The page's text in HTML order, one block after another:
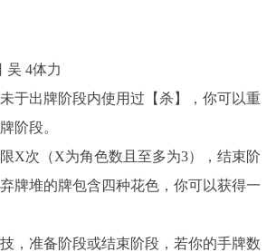
吴 4体力
未于出牌阶段内使用过【杀】，你可以重
阶段。
限X次（X为角色数且至多为3），结束阶
牌堆的牌包含四种花色，你可以获得一
技，准备阶段或结束阶段，若你的手牌数